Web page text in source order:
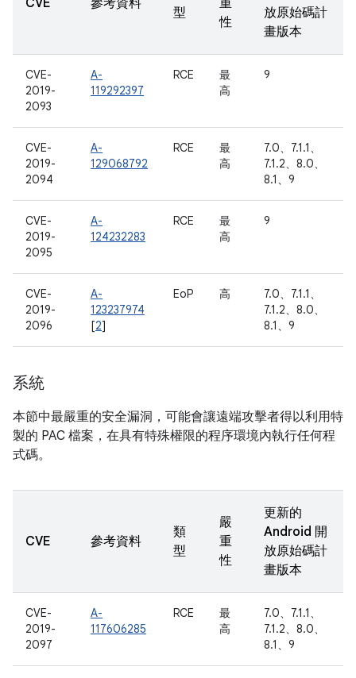
CVE 參考資料
型
重
性
放原始碼計
畫版本
CVE-
2019-
2093
A-
119292397
RCE
最
高
9
CVE-
2019-
2094
A-
129068792
RCE
最
高
7.0、7.1.1、
7.1.2、8.0、
8.1、9
CVE-
2019-
2095
A-
124232283
RCE
最
高
9
CVE-
2019-
2096
A-
123237974
[2]
EoP 高
7.0、7.1.1、
7.1.2、8.0、
8.1、9
系統
本節中最嚴重的安全漏洞，可能會讓遠端攻擊者得以利用特
製的 PAC 檔案，在具有特殊權限的程序環境內執行任何程
式碼。
CVE 參考資料
類
型
嚴
重
性
更新的
Android 開
放原始碼計
畫版本
CVE-
2019-
2097
A-
117606285
RCE
最
高
7.0、7.1.1、
7.1.2、8.0、
8.1、9